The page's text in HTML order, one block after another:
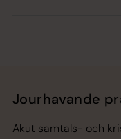
Jourhavande
Akut samtals- och